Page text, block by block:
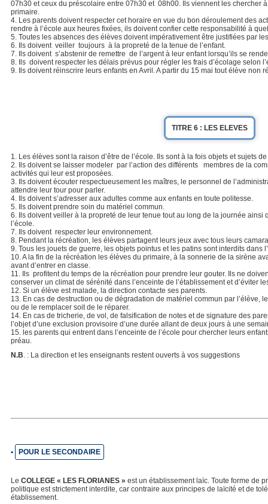
07h30 et ceux du préscolaire entre 07h30 et 08h00. Ils viennent les chercher
primaire.
4. Les parents doivent respecter cet horaire en vue du bon déroulement des
rendre à l’école aux heures fixées, ils doivent confier cette responsabilité à
5. Toutes les absences des élèves doivent impérativement être justifiées par
6. Ils doivent veiller toujours à la propreté de la tenue de l’enfant.
7. Ils doivent s’abstenir de remettre de l’argent à leur enfant lorsqu’ils se
8. Ils doivent respecter les délais prévus pour régler les frais d’écolage selon
9. Ils doivent réinscrire leurs enfants en Avril. A partir du 15 mai tout élève non
TITRE 6 : LES ELEVES
1. Les élèves sont la raison d’être de l’école. Ils sont à la fois objets et sujets
2. Ils doivent se laisser modeler par l’action des différents membres de la
activités qui leur est proposées.
3. Ils doivent écouter respectueusement les maîtres, le personnel de
attendre leur tour pour parler.
4. Ils doivent s’adresser aux adultes comme aux enfants en toute politesse.
5. Ils doivent prendre soin du matériel commun.
6. Ils doivent veiller à la propreté de leur tenue tout au long de la journée ainsi
l’école.
7. Ils doivent respecter leur environnement.
8. Pendant la récréation, les élèves partagent leurs jeux avec tous leurs
9. Tous les jouets de guerre, les objets pointus et les patins sont interdits dans
10. A la fin de la récréation les élèves du primaire, à la sonnerie de la sirène
avant d’entrer en classe.
11. Ils profitent du temps de la récréation pour prendre leur gouter. Ils ne
conserver un climat de sérénité dans l’enceinte de l’établissement et d’éviter
12. Si un élève est malade, la direction contacte ses parents.
13. En cas de destruction ou de dégradation de matériel commun par l’élève,
ou de le remplacer soit de le réparer.
14. En cas de tricherie, de vol, de falsification de notes et de signature des
l’objet d’une exclusion provisoire d’une durée allant de deux jours à une
15. les parents qui entrent dans l’enceinte de l’école pour chercher leurs
préau.
N.B. : La direction et les enseignants restent ouverts à vos suggestions
• POUR LE SECONDAIRE
Le COLLEGE « LES FLORIANES » est un établissement laïc. Toute forme de
politique est strictement interdite, car contraire aux principes de laïcité et de
établissement.